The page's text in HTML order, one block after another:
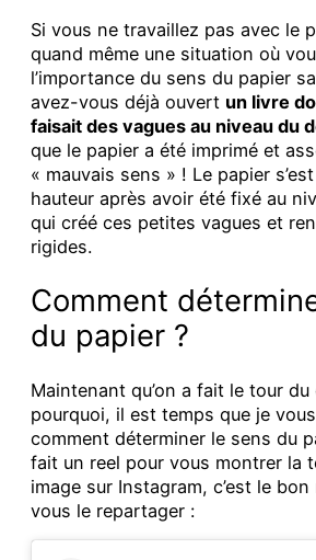
Si vous ne travaillez pas avec le
quand même une situation où
l’importance du sens du papier
avez-vous déjà ouvert un livre
faisait des vagues au niveau du
que le papier a été imprimé et
« mauvais sens » ! Le papier
hauteur après avoir été fixé au
qui créé ces petites vagues et
rigides.
Comment
du papier ?
Maintenant qu’on a fait le tour
pourquoi, il est temps que je
comment déterminer le sens du
fait un reel pour vous montrer la
image sur Instagram, c’est le
vous le repartager :